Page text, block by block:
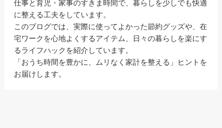
仕事と育児・家事のすきま時間で、暮らしを少しでも快適
に整える工夫をしています。
このブログでは、実際に使ってよかった節約グッズや、在
宅ワークを心地よくするアイテム、日々の暮らしを楽にす
るライフハックを紹介しています。
「おうち時間を豊かに、ムリなく家計を整える」ヒントを
お届けします。